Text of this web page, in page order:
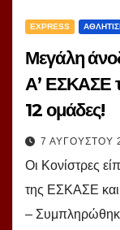
EXPRESS
Μεγάλη
Α’ ΕΣΚΑΣΕ
12 ομάδες!
7 ΑΥΓΟΎΣΤΟΥ
Οι Κονίστρες
της ΕΣΚΑΣΕ και
–